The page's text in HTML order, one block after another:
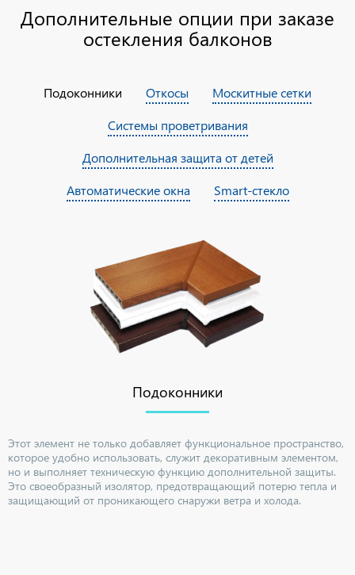
Дополнительные опции при заказе
остекления балконов
Подоконники Откосы
Москитные сетки
Системы проветривания
Дополнительная защита от детей
Автоматические окна
Smart-стекло
Подоконники
Этот элемент не только добавляет функциональное пространство,
которое удобно использовать, служит декоративным элементом,
но и выполняет техническую функцию дополнительной защиты.
Это своеобразный изолятор, предотвращающий потерю тепла и
защищающий от проникающего снаружи ветра и холода.